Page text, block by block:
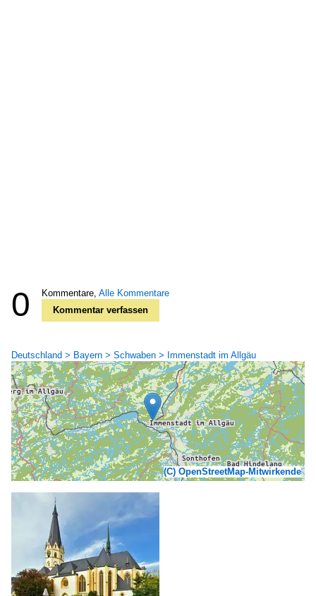
0 Kommentare, Alle Kommentare
Kommentar verfassen
Deutschland > Bayern > Schwaben > Immenstadt im Allgäu
(C) OpenStreetMap-Mitwirkende